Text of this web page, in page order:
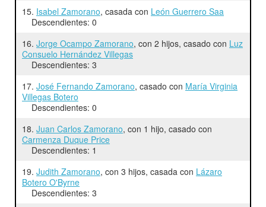
15. Isabel Zamorano, casada con León Guerrero Saa
Descendientes: 0
16. Jorge Ocampo Zamorano, con 2 hijos, casado con Luz
Consuelo Hernández Villegas
Descendientes: 3
17. José Fernando Zamorano, casado con María Virginia
Villegas Botero
Descendientes: 0
18. Juan Carlos Zamorano, con 1 hijo, casado con
Carmenza Duque Price
Descendientes: 1
19. Judith Zamorano, con 3 hijos, casada con Lázaro
Botero O'Byrne
Descendientes: 3